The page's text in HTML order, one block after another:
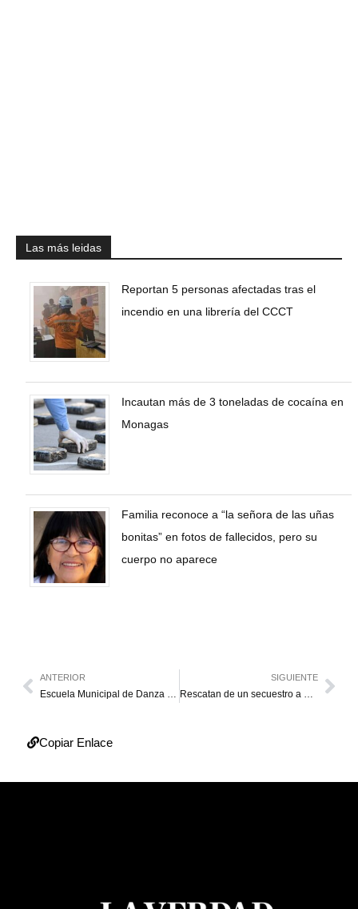
Las más leidas
Reportan 5 personas afectadas tras el
incendio en una librería del CCCT
Incautan más de 3 toneladas de cocaína en
Monagas
Familia reconoce a “la señora de las uñas
bonitas” en fotos de fallecidos, pero su
cuerpo no aparece
ANTERIOR
Escuela Municipal de Danza culmina su ciclo escolar
SIGUIENTE
Rescatan de un secuestro a una sobrina de Gabo
Copiar Enlace